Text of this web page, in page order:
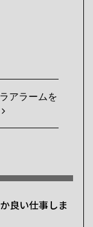
アラームを
良い仕事しま